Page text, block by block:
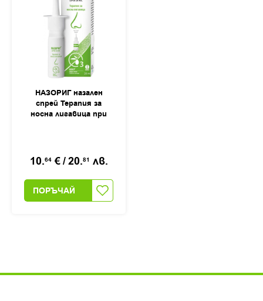
НАЗОРИГ назален
спрей Терапия за
носна лигавица при
10.64 €/20.81 лв.
ПОРЪЧАЙ